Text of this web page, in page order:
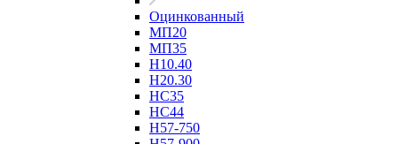
Оцинкованный
МП20
МП35
Н10.40
Н20.30
НС35
НС44
Н57-750